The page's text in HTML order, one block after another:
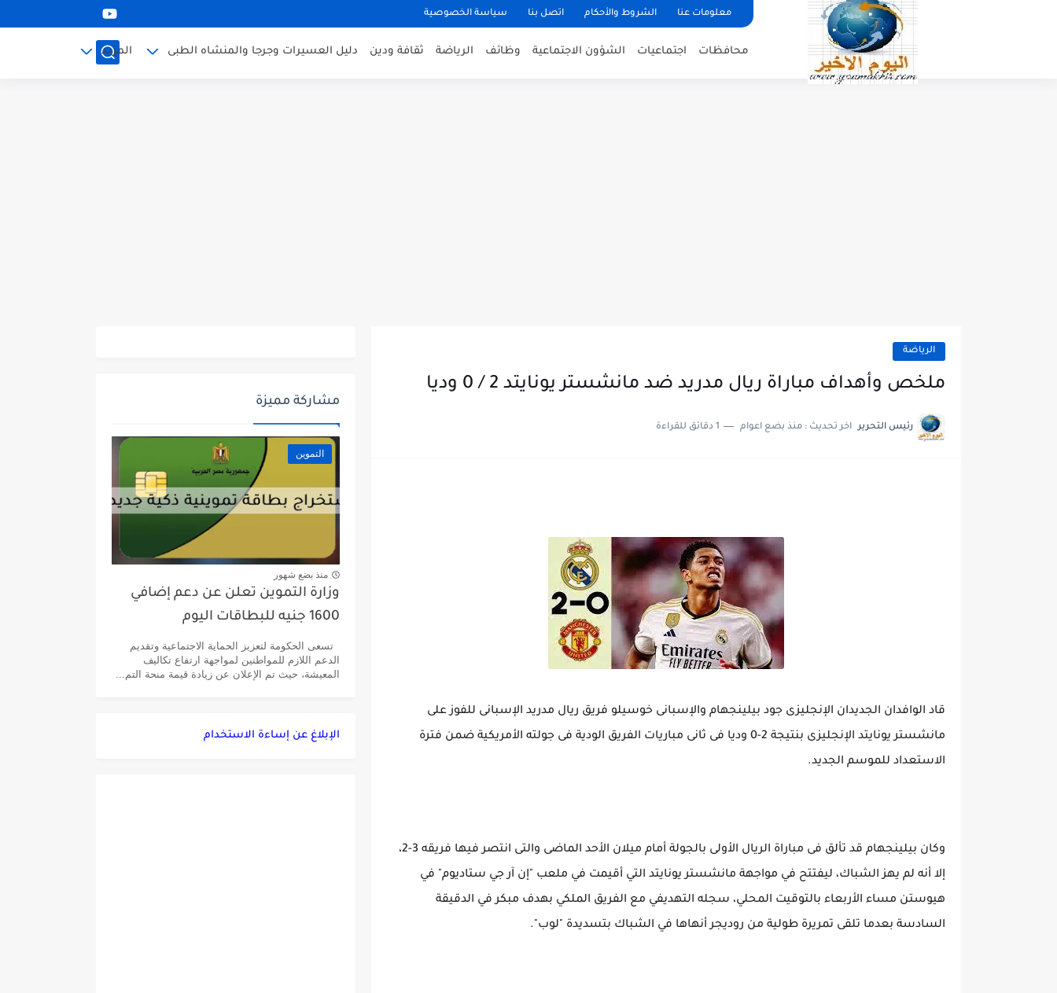
معلومات عنا الشروط والأحكام اتصل بنا سياسة الخصوصية
محافظات اجتماعيات الشؤون الاجتماعية وظائف الرياضة ثقافة ودين دليل العسيرات وجرجا والمنشاه الطبى المزيد
الرياضة
ملخص وأهداف مباراة ريال مدريد ضد مانشستر يونايتد 2 / 0 وديا
رئيس التحرير اخر تحديث : منذ بضع اعوام 1 دقائق للقراءة
قاد الوافدان الجديدان الإنجليزى جود بيلينجهام والإسبانى خوسيلو فريق ريال مدريد الإسبانى للفوز على
مانشستر يونايتد الإنجليزى بنتيجة 2-0 وديا فى ثانى مباريات الفريق الودية فى جولته الأمريكية ضمن فترة
الاستعداد للموسم الجديد.
وكان بيلينجهام قد تألق فى مباراة الريال الأولى بالجولة أمام ميلان الأحد الماضى والتى انتصر فيها فريقه 3-2،
إلا أنه لم يهز الشباك، ليفتتح في مواجهة مانشستر يونايتد التي أقيمت في ملعب "إن آر جي ستاديوم" في
هيوستن مساء الأربعاء بالتوقيت المحلي، سجله التهديفي مع الفريق الملكي بهدف مبكر في الدقيقة
السادسة بعدما تلقى تمريرة طولية من روديجر أنهاها في الشباك بتسديدة "لوب".
مشاركة مميزة
التموين
منذ بضع شهور
وزارة التموين تعلن عن دعم إضافي
1600 جنيه للبطاقات اليوم
تسعى الحكومة لتعزيز الحماية الاجتماعية وتقديم
الدعم اللازم للمواطنين لمواجهة ارتفاع تكاليف
المعيشة، حيث تم الإعلان عن زيادة قيمة منحة التم...
الإبلاغ عن إساءة الاستخدام